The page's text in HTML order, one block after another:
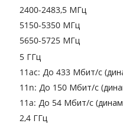
2400-2483,5 МГц
5150-5350 МГц
5650-5725 МГц
5 ГГц
11ac: До 433 Мбит/с
11n: До 150 Мбит/с
11a: До 54 Мбит/с
2,4 ГГц